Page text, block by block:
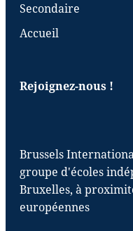
Secondaire
Accueil
Rejoignez-nous !
Brussels
groupe d'écoles
Bruxelles, à
européennes